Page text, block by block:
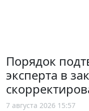
Порядок
эксперта в
7 августа 2026 15:57